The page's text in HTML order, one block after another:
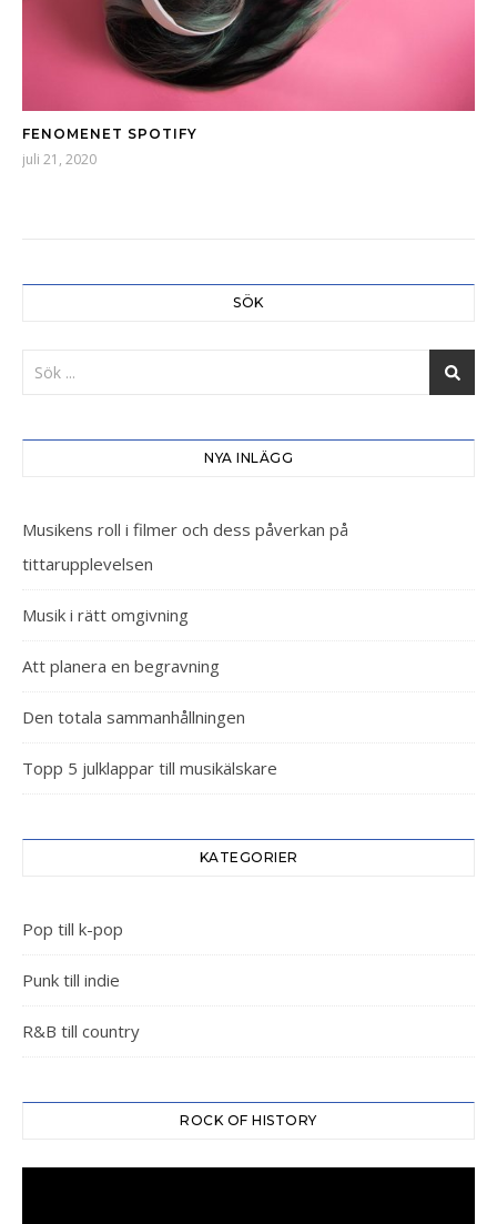
FENOMENET SPOTIFY
juli 21, 2020
SÖK
NYA INLÄGG
Musikens roll i filmer och dess påverkan på
tittarupplevelsen
Musik i rätt omgivning
Att planera en begravning
Den totala sammanhållningen
Topp 5 julklappar till musikälskare
KATEGORIER
Pop till k-pop
Punk till indie
R&B till country
ROCK OF HISTORY